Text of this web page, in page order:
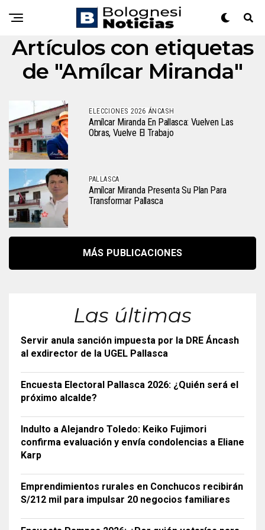
Artículos con etiquetas
de "Amílcar Miranda"
ELECCIONES 2026 ÁNCASH
Amílcar Miranda En Pallasca: Vuelven Las
Obras, Vuelve El Trabajo
PALLASCA
Amílcar Miranda Presenta Su Plan Para
Transformar Pallasca
MÁS PUBLICACIONES
Las últimas
Servir anula sanción impuesta por la DRE Áncash
al exdirector de la UGEL Pallasca
Encuesta Electoral Pallasca 2026: ¿Quién será el
próximo alcalde?
Indulto a Alejandro Toledo: Keiko Fujimori
confirma evaluación y envía condolencias a Eliane
Karp
Emprendimientos rurales en Conchucos recibirán
S/212 mil para impulsar 20 negocios familiares